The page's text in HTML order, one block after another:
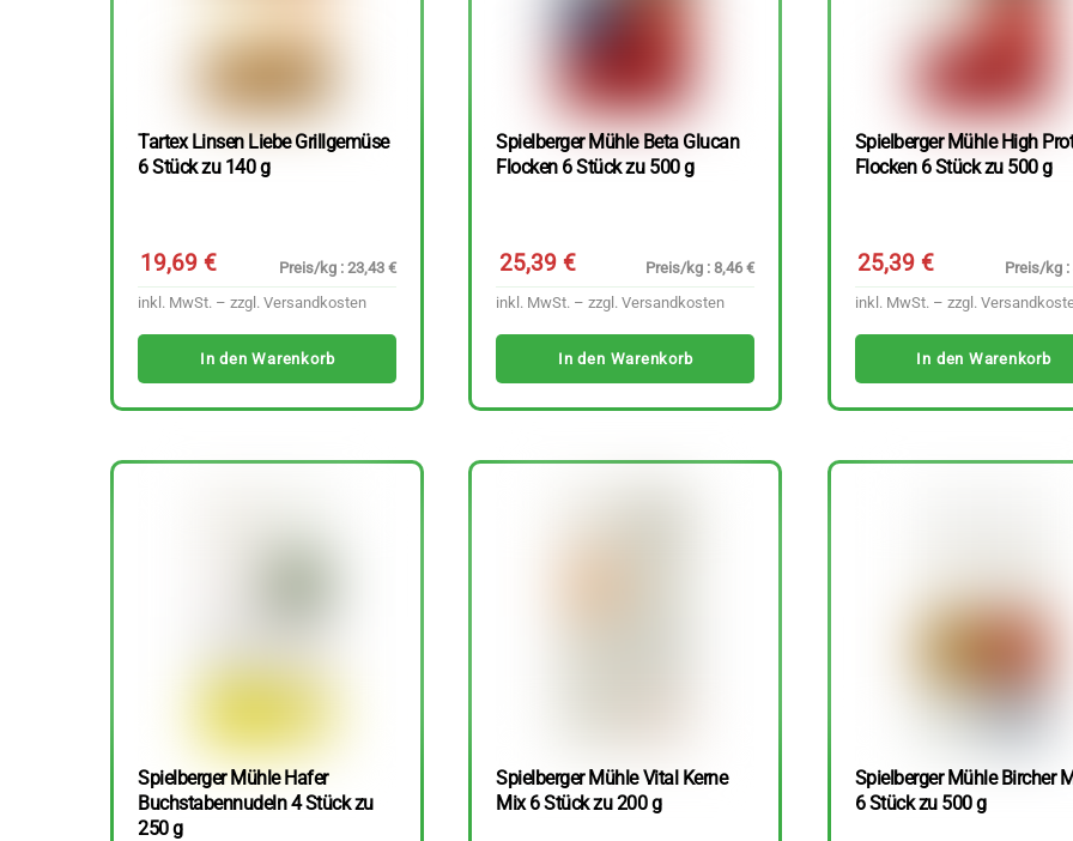
Tartex Linsen Liebe Grillgemüse
6 Stück zu 140 g
19,69€
Preis/kg : 23,43 €
inkl. MwSt. – zzgl. Versandkosten
In den Warenkorb
Spielberger Mühle Beta Glucan
Flocken 6 Stück zu 500 g
25,39 €
Preis/kg : 8,46 €
inkl. MwSt. – zzgl.Versandkosten
In den Warenkorb
Spielberger Mühle High
Flocken 6 Stück zu 500 g
25,39 €
Preis/kg :
inkl. MwSt. – zzgl.
In den Warenkorb
Spielberger Mühle Hafer
Buchstabennudeln 4 Stück zu
250 g
Spielberger Mühle Vital Kerne
Mix 6 Stück zu 200 g
Spielberger Mühle Bircher
6 Stück zu 500 g